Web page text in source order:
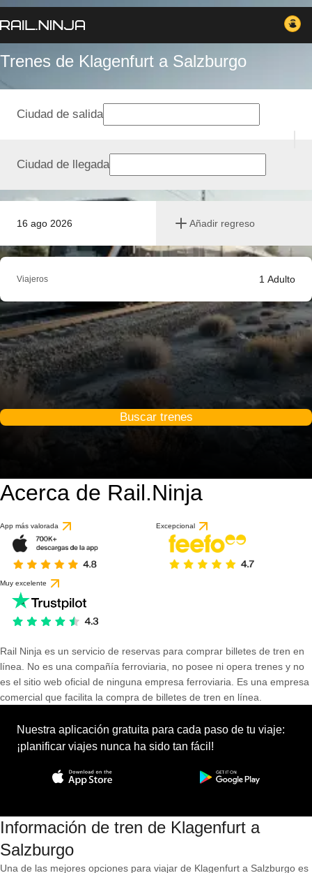
Trenes de Klagenfurt a Salzburgo
16 ago 2026 Añadir regreso
Ciudad de salida
Ciudad de llegada
Viajeros 1 Adulto
Buscar trenes
Acerca de Rail.Ninja
App más valorada Excepcional
Muy excelente
Rail Ninja es un servicio de reservas para comprar billetes de tren en
línea. No es una compañía ferroviaria, no posee ni opera trenes y no
es el sitio web oficial de ninguna empresa ferroviaria. Es una empresa
comercial que facilita la compra de billetes de tren en línea.
Nuestra aplicación gratuita para cada paso de tu viaje:
¡planificar viajes nunca ha sido tan fácil!
Información de tren de Klagenfurt a
Salzburgo
Una de las mejores opciones para viajar de Klagenfurt a Salzburgo es